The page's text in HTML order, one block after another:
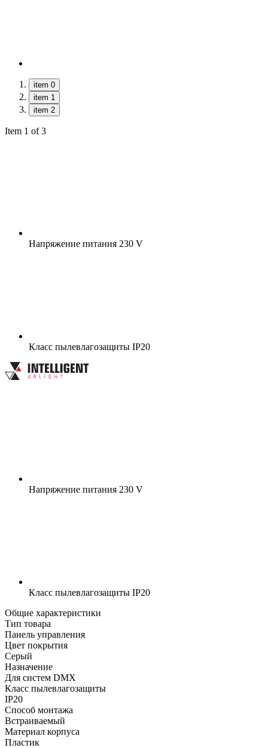
item 0
item 1
item 2
Item 1 of 3
Напряжение питания 230 V
Класс пылевлагозащиты IP20
Напряжение питания 230 V
Класс пылевлагозащиты IP20
Общие характеристики
Тип товара
Панель управления
Цвет покрытия
Серый
Назначение
Для систем DMX
Класс пылевлагозащиты
IP20
Способ монтажа
Встраиваемый
Материал корпуса
Пластик